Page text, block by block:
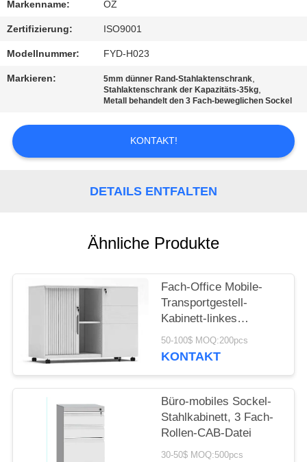
MIT
UNS
IN
VERBINDUNG
FORDERN
SITEMAP
PRIVACY
Markenname: OZ
Zertifizierung: ISO9001
Modellnummer: FYD-H023
Markieren: 5mm dünner Rand-Stahlaktenschrank,
Stahlaktenschrank der Kapazitäts-35kg,
Metall behandelt den 3 Fach-beweglichen Sockel
KONTAKT!
DETAILS ENTFALTEN
Ähnliche Produkte
Fach-Office Mobile-
Transportgestell-
Kabinett-linkes
Deutscher Rehau
Tambour des Recht-3
50-100$ MOQ:200pcs
KONTAKT
Büro-mobiles Sockel-
Stahlkabinett, 3 Fach-
Rollen-CAB-Datei
30-50$ MOQ:500pcs